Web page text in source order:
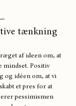
tænkning
af ideen om, at
mindset. Positiv
og idéen om, at vi
et pres for at
pessimismen